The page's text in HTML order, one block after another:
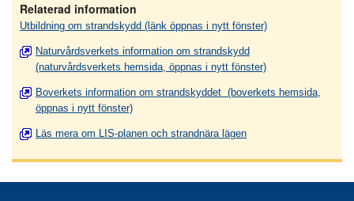
Relaterad information
Utbildning om strandskydd (länk öppnas i nytt fönster)
Naturvårdsverkets information om strandskydd
(naturvårdsverkets hemsida, öppnas i nytt fönster)
Boverkets information om strandskyddet (boverkets hemsida,
öppnas i nytt fönster)
Läs mera om LIS-planen och strandnära lägen